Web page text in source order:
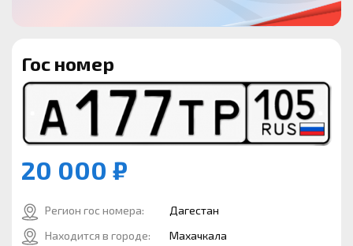
Гос номер
20 000 ₽
Регион гос номера:
Дагестан
Находится в городе:
Махачкала